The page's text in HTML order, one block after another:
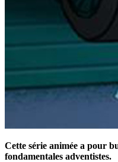
Cette série animée a pour
fondamentales adventistes.